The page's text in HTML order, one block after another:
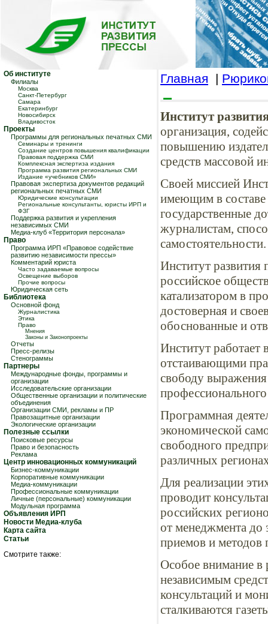
Об институте
Филиалы
Москва
Санкт-Петербург
Самара
Екатеринбург
Новосибирск
Владивосток
Проекты
Программы для региональных печатных СМИ
Семинары и тренинги
Создание центров повышения квалификации
Правовая поддержка СМИ
Комплексная экспертиза издания
Программа развития региональных СМИ
Издание «учебников СМИ»
Правовая экспертиза документов редакций
региональных печатных СМИ
Юридические консультации
Региональные консультанты, юристы ИРП и
ФЗГ
Поддержка развития и укрепления
независимых СМИ
Медиа-клуб «Территория персонала»
Право
Программа ИРП «Правовое содействие
развитию независимости прессы»
Комментарий юриста
Часто задаваемые вопросы
Освещение выборов
Прочие вопросы
Юридическая сеть
Библиотека
Основной фонд
Журналистика
Этика
Право
Мнения
Законы и Законопроекты
Отчеты
Пресс-релизы
Стенограммы
Партнеры
Международные фонды, программы и
организации
Исследовательские организации
Общественные организации и политические
объединения
Организации СМИ, рекламы и ПР
Правозащитные организации
Экологические организации
Полезные ссылки
Поисковые ресурсы
Право и безопасность
Реклама
Центр инновационных коммуникаций
Бизнес-коммуникации
Корпоративные коммуникации
Медиа-коммуникации
Профессиональные коммуникации
Личные (персональные) коммуникации
Модульная программа
Объявления ИРП
Новости Медиа-клуба
Карта сайта
Статьи
Смотрите также:
Главная |
Институт
организация,
повышению
средств массовой
Своей миссией
имеющим в составе
государственные
журналистам,
самостоятельности.
Институт развития
российское
катализатором в
достоверная и
обоснованные и
Институт работает
отстаивающими
свободу
Программная
экономической
свободного
различных
Для реализации
проводит
российских
от менеджмента до
приемов и методов
Особое внимание в
независимым
консультаций и
сталкиваются